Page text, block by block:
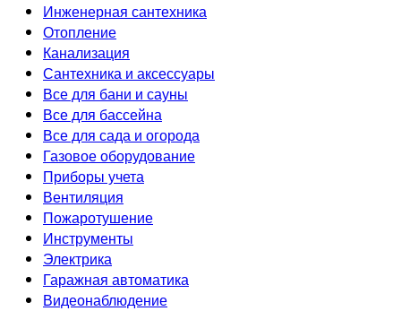
Инженерная сантехника
Отопление
Канализация
Сантехника и аксессуары
Все для бани и сауны
Все для бассейна
Все для сада и огорода
Газовое оборудование
Приборы учета
Вентиляция
Пожаротушение
Инструменты
Электрика
Гаражная автоматика
Видеонаблюдение